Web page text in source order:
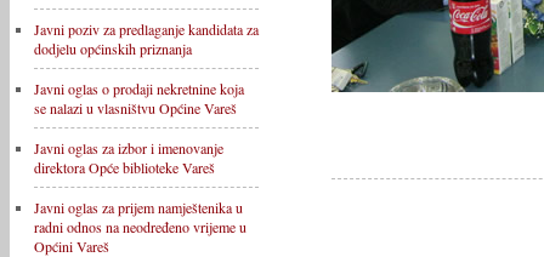
Javni poziv za predlaganje kandidata za
dodjelu općinskih priznanja
Javni oglas o prodaji nekretnine koja
se nalazi u vlasništvu Općine Vareš
Javni oglas za izbor i imenovanje
direktora Opće biblioteke Vareš
Javni oglas za prijem namještenika u
radni odnos na neodređeno vrijeme u
Općini Vareš